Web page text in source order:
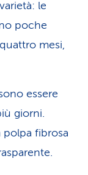
le
poche
mesi,
essere
giorni.
polpa fibrosa